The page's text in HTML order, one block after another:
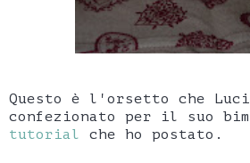
Questo è l'orsetto che
confezionato per il suo
tutorial
che ho postato.